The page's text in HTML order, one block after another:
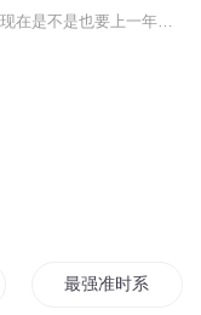
最强准时系统